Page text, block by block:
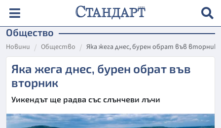
Общество
Новини Общество Яка жега днес, бурен обрат във вторник
Яка жега днес, бурен обрат във
вторник
Уикендът ще радва със слънчеви лъчи